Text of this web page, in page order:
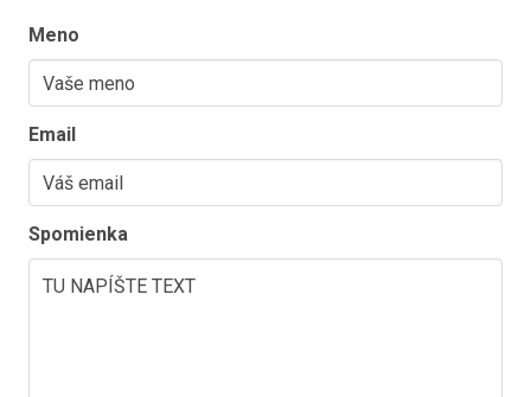
Meno
Email
Spomienka